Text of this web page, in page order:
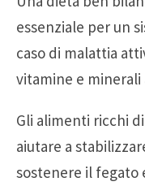
essenziale per un
caso di malattia
vitamine e minerali
Gli alimenti ricchi
aiutare a
sostenere il fegato